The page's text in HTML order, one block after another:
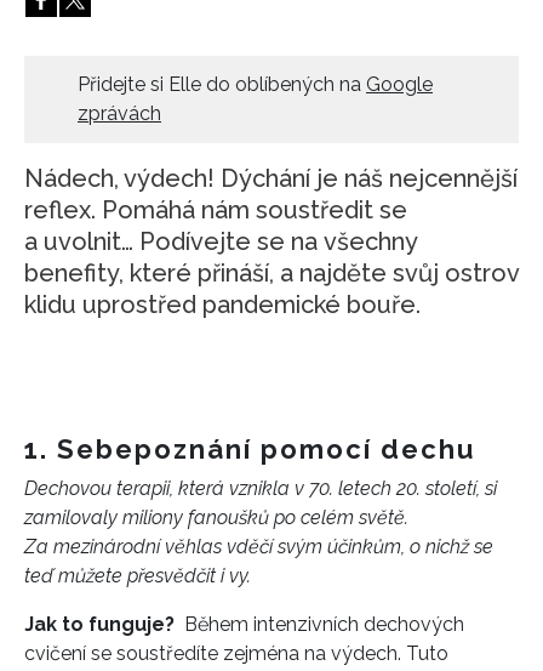
Přidejte si Elle do oblíbených na Google
zprávách
Nádech, výdech! Dýchání je náš nejcennější
reflex. Pomáhá nám soustředit se
a uvolnit… Podívejte se na všechny
benefity, které přináší, a najděte svůj ostrov
klidu uprostřed pandemické bouře.
1. Sebepoznání pomocí dechu
Dechovou terapii, která vznikla v 70. letech 20. století, si
zamilovaly miliony fanoušků po celém světě.
Za mezinárodní věhlas vděčí svým účinkům, o nichž se
teď můžete přesvědčit i vy.
Jak to funguje? Během intenzivních dechových
cvičení se soustředíte zejména na výdech. Tuto